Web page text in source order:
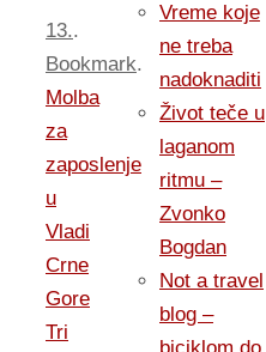
13..
Bookmark.
Molba
za
zaposlenje
u
Vladi
Crne
Gore
Tri
Vreme koje
ne treba
nadoknaditi
Život teče u
laganom
ritmu –
Zvonko
Bogdan
Not a travel
blog –